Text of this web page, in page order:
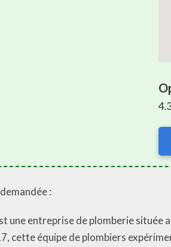
:
une entreprise de plomberie située
cette équipe de plombiers